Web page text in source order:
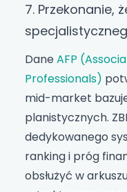
7. Przekonanie,
DaneAFP
Professionals)
mid-market
planistycznych.
dedykowanego
ranking i próg
obsłużyć w